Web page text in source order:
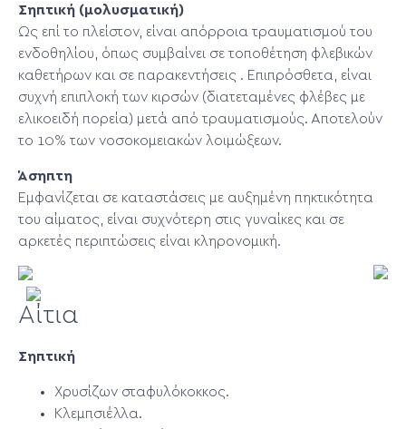
Σηπτική (μολυσματική)
Ως επί το πλείστον, είναι απόρροια τραυματισμού του
ενδοθηλίου, όπως συμβαίνει σε τοποθέτηση φλεβικών
καθετήρων και σε παρακεντήσεις . Επιπρόσθετα, είναι
συχνή επιπλοκή των κιρσών (διατεταμένες φλέβες με
ελικοειδή πορεία) μετά από τραυματισμούς. Αποτελούν
το 10% των νοσοκομειακών λοιμώξεων.
Άσηπτη
Εμφανίζεται σε καταστάσεις με αυξημένη πηκτικότητα
του αίματος, είναι συχνότερη στις γυναίκες και σε
αρκετές περιπτώσεις είναι κληρονομική.
Αίτια
Σηπτική
Χρυσίζων σταφυλόκοκκος.
Κλεμπσιέλλα.